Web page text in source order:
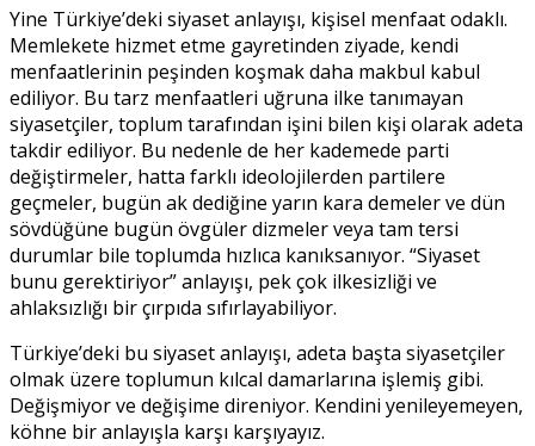
Yine Türkiye’deki siyaset anlayışı, kişisel menfaat odaklı.
Memlekete hizmet etme gayretinden ziyade, kendi
menfaatlerinin peşinden koşmak daha makbul kabul
ediliyor. Bu tarz menfaatleri uğruna ilke tanımayan
siyasetçiler, toplum tarafından işini bilen kişi olarak adeta
takdir ediliyor. Bu nedenle de her kademede parti
değiştirmeler, hatta farklı ideolojilerden partilere
geçmeler, bugün ak dediğine yarın kara demeler ve dün
sövdüğüne bugün övgüler dizmeler veya tam tersi
durumlar bile toplumda hızlıca kanıksanıyor. “Siyaset
bunu gerektiriyor” anlayışı, pek çok ilkesizliği ve
ahlaksızlığı bir çırpıda sıfırlayabiliyor.
Türkiye’deki bu siyaset anlayışı, adeta başta siyasetçiler
olmak üzere toplumun kılcal damarlarına işlemiş gibi.
Değişmiyor ve değişime direniyor. Kendini yenileyemeyen,
köhne bir anlayışla karşı karşıyayız.